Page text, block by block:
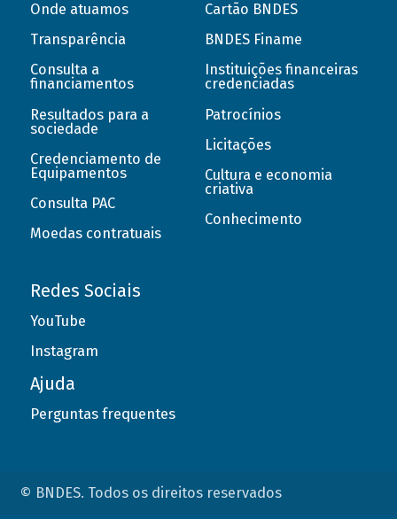
Onde atuamos
Transparência
Consulta a
financiamentos
Resultados para a
sociedade
Credenciamento de
Equipamentos
Consulta PAC
Moedas contratuais
Cartão BNDES
BNDES Finame
Instituições financeiras
credenciadas
Patrocínios
Licitações
Cultura e economia
criativa
Conhecimento
Redes Sociais
YouTube
Instagram
Ajuda
Perguntas frequentes
© BNDES. Todos os direitos reservados